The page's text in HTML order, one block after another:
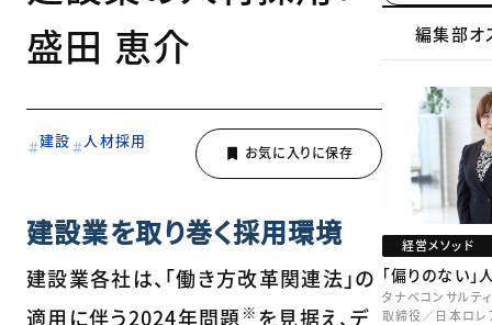
盛田 恵介
建設 人材採用
建設業を取り巻く採用環境
建設業各社は、「働き方改革関連法」の
適用に伴う2024年問題 ※ を見据え、デ
編集部オ
経営メソッド
「偏りのない
タナベコンサルテ
取締役／日本ロ